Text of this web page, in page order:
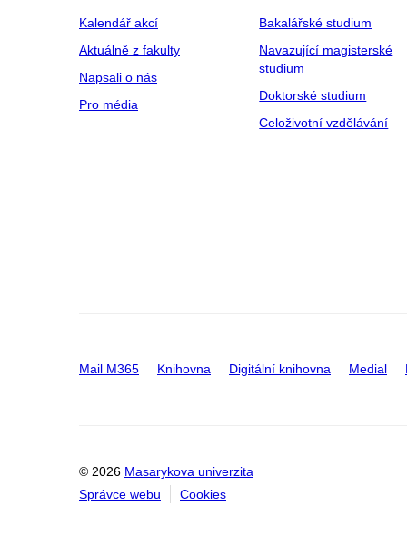
Kalendář akcí
Aktuálně z fakulty
Napsali o nás
Pro média
Bakalářské studium
Navazující magisterské
studium
Doktorské studium
Celoživotní vzdělávání
Mail M365 Knihovna Digitální knihovna Medial
© 2026 Masarykova univerzita
Správce webu
Cookies